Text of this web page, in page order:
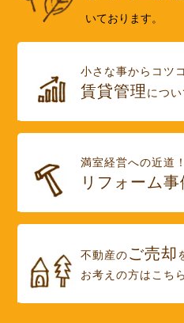
いております。
小さな事からコツ
賃貸管理 につい
満室経営への近道！
リフォーム事
不動産のご売却
お考えの方はこち